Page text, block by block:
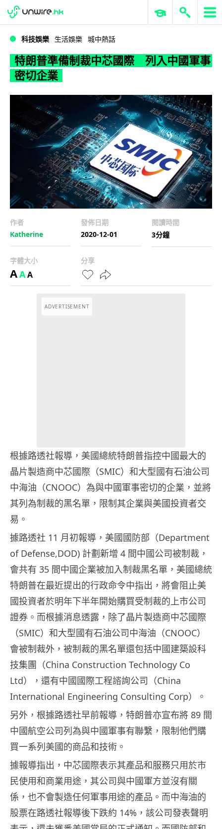
WWDC 2026 ERP 與商業 AI
科技娛樂 生活娛樂 城中熱話
特朗普準備制裁中芯國際 列入中國軍事
密切企業
作者
Katherine
發佈日期
2020-12-01
閱讀時間
3分鐘
字體大小
AAA
分享
ADVERTISEMENT
根據路透社報導，美國總統特朗普指控中國最大的
晶片製造商中芯國際（SMIC）和大型國有石油公司
中海油（CNOOC）為與中國軍事密切的企業，並將
其列為制裁的黑名單，限制其企業與美國投資者交
易。
據路透社 11 月初報導，美國國防部（Department
of Defense,DOD) 計劃新增 4 間中國公司被制裁，
會共有 35 間中國企業被加入制裁黑名單，美國總統
特朗普在最近提出的行政命令中指出，將會阻止美
國投資者於明年下半年開始購買受制裁的上市公司
證券。而根據消息透露，除了晶片製造商中芯國際
（SMIC）和大型國有石油公司中海油（CNOOC）
會被制裁外，被制裁的黑名單還包括中國建築設科
技集團（China Construction Technology Co
Ltd），還有中國國際工程諮詢公司（China
International Engineering Consulting Corp）。
另外，根據路透社早前報導，特朗普亦宣布將 89 間
中國航空公司列為與中國軍事有聯繫，限制他們購
買一系列美國的商品和技術。
據報導指出，中芯國際表示其產品和服務只用於市
民使用和商業用途，其公司與中國軍方並沒有關
係，也不會製造任何軍事用途的產品。而中海油的
股票在路透社報導後下跌約 14%，該公司發表聲明